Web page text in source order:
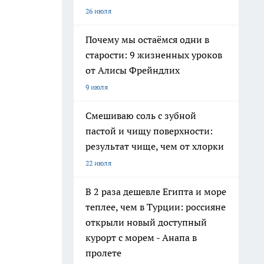
26 июля
Почему мы остаёмся одни в
старости: 9 жизненных уроков
от Алисы Фрейндлих
9 июля
Смешиваю соль с зубной
пастой и чищу поверхности:
результат чище, чем от хлорки
22 июля
В 2 раза дешевле Египта и море
теплее, чем в Турции: россияне
открыли новый доступный
курорт с морем - Анапа в
пролете